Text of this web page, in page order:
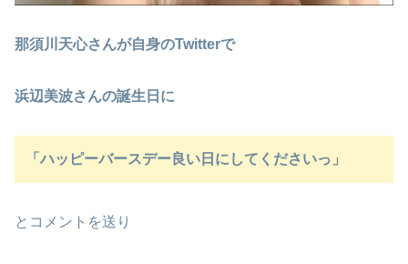
那須川天心さんが自身のTwitterで
浜辺美波さんの誕生日に
「ハッピーバースデー良い日にしてくださいっ」
とコメントを送り